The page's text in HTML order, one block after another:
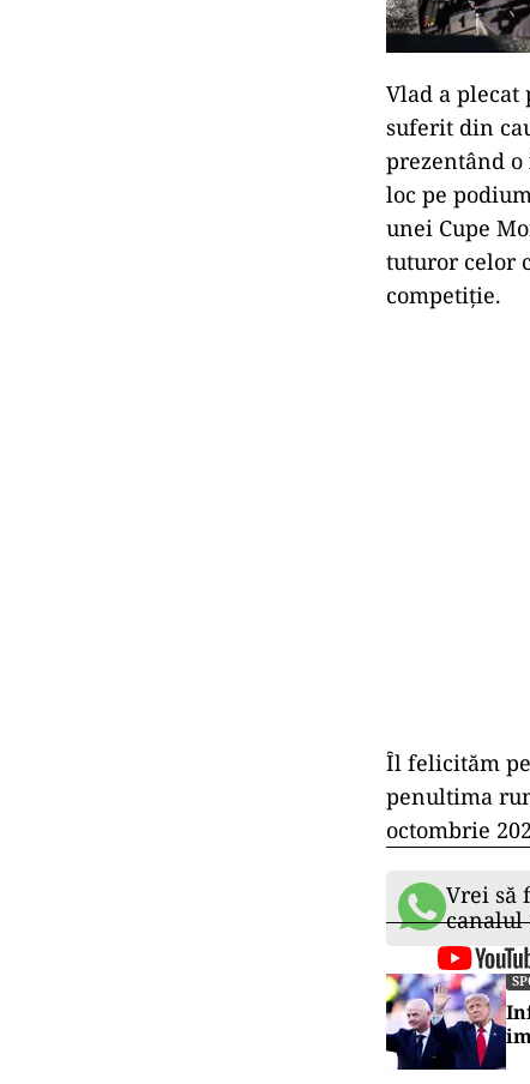
Vlad a plecat
suferit din
prezentând o
loc pe
unei Cupe
tuturor celor
competiție.
Ȋl felicităm
penultima
octombrie
Vrei să
canalul